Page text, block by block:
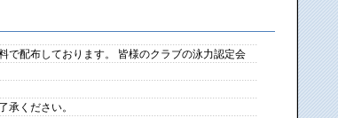
で配布しております。 皆様のクラブの泳力認定会
承ください。